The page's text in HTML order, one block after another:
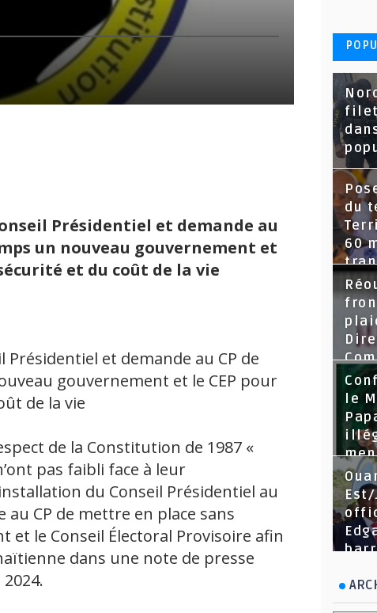
Présidentiel et demande au
un nouveau gouvernement et
et du coût de la vie
Présidentiel et demande au CP de
gouvernement et le CEP pour
de la vie
de la Constitution de 1987 «
pas faibli face à leur
du Conseil Présidentiel au
CP de mettre en place sans
le Conseil Électoral Provisoire afin
dans une note de presse
du
60
le